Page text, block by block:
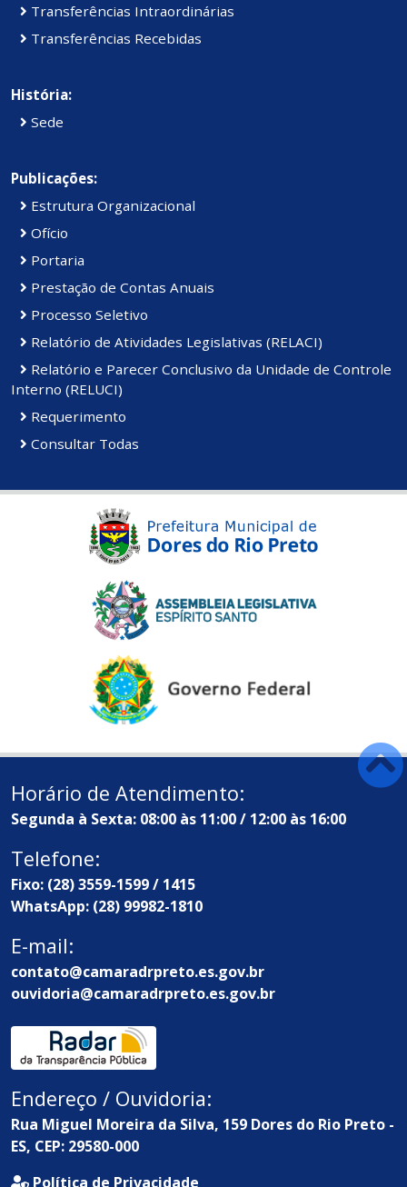
Transferências Intraordinárias
Transferências Recebidas
História:
Sede
Publicações:
Estrutura Organizacional
Ofício
Portaria
Prestação de Contas Anuais
Processo Seletivo
Relatório de Atividades Legislativas (RELACI)
Relatório e Parecer Conclusivo da Unidade de Controle
Interno (RELUCI)
Requerimento
Consultar Todas
Horário de Atendimento:
Segunda à Sexta: 08:00 às 11:00 / 12:00 às 16:00
Telefone:
Fixo: (28) 3559-1599 / 1415
WhatsApp: (28) 99982-1810
E-mail:
contato@camaradrpreto.es.gov.br
ouvidoria@camaradrpreto.es.gov.br
Endereço / Ouvidoria:
Rua Miguel Moreira da Silva, 159 Dores do Rio Preto -
ES, CEP: 29580-000
Política de Privacidade